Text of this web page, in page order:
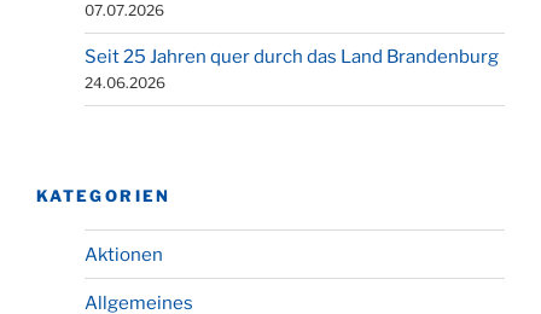
07.07.2026
Seit 25 Jahren quer durch das Land Brandenburg
24.06.2026
KATEGORIEN
Aktionen
Allgemeines